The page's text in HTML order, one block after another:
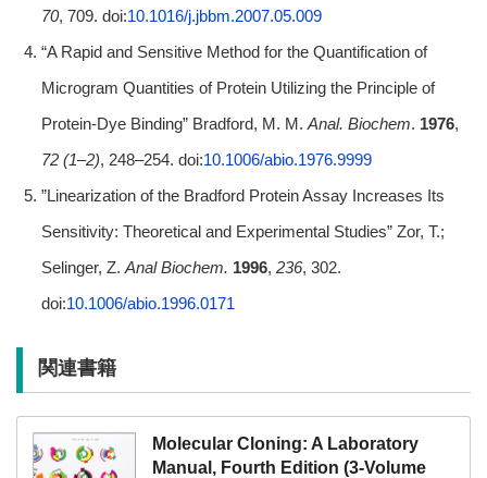
70, 709. doi:10.1016/j.jbbm.2007.05.009
“A Rapid and Sensitive Method for the Quantification of
Microgram Quantities of Protein Utilizing the Principle of
Protein-Dye Binding” Bradford, M. M. Anal. Biochem. 1976,
72 (1–2), 248–254. doi:10.1006/abio.1976.9999
”Linearization of the Bradford Protein Assay Increases Its
Sensitivity: Theoretical and Experimental Studies” Zor, T.;
Selinger, Z. Anal Biochem. 1996, 236, 302.
doi:10.1006/abio.1996.0171
関連書籍
Molecular Cloning: A Laboratory
Manual, Fourth Edition (3-Volume